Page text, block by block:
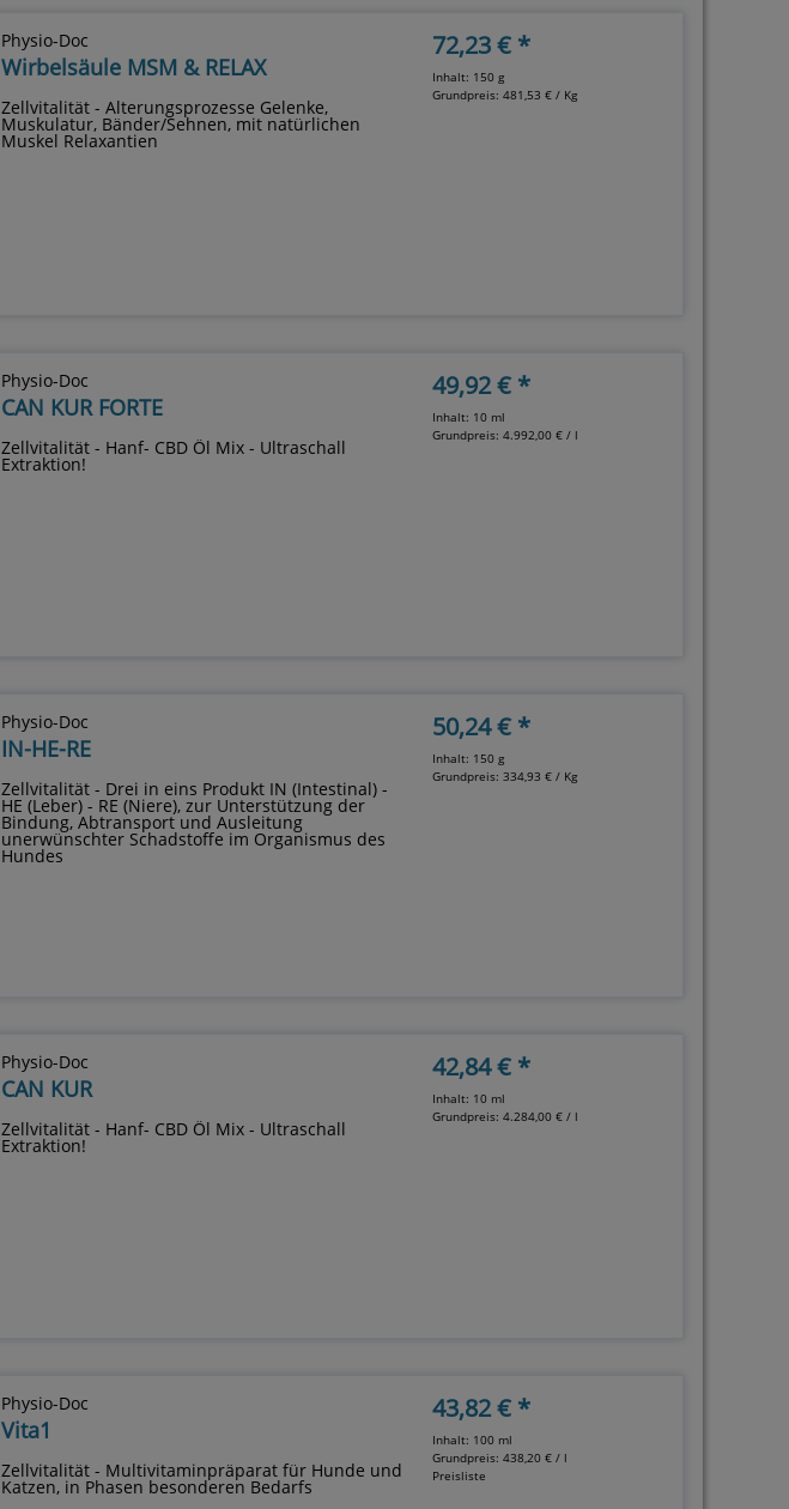
Physio-Doc
Wirbelsäule MSM & RELAX
Zellvitalität - Alterungsprozesse Gelenke,
Muskulatur, Bänder/Sehnen, mit natürlichen
Muskel Relaxantien
72,23 € *
Inhalt: 150 g
Grundpreis:481,53 € / Kg
Physio-Doc
CAN KUR FORTE
Zellvitalität - Hanf- CBD Öl Mix - Ultraschall
Extraktion!
49,92 € *
Inhalt: 10 ml
Grundpreis:4.992,00 € / l
Physio-Doc
IN-HE-RE
Zellvitalität - Drei in eins Produkt IN (Intestinal) -
HE (Leber) - RE (Niere), zur Unterstützung der
Bindung, Abtransport und Ausleitung
unerwünschter Schadstoffe im Organismus des
Hundes
50,24 € *
Inhalt: 150 g
Grundpreis:334,93 € / Kg
Physio-Doc
CAN KUR
Zellvitalität - Hanf- CBD Öl Mix - Ultraschall
Extraktion!
42,84 € *
Inhalt: 10 ml
Grundpreis:4.284,00 € / l
Physio-Doc
Vita1
Zellvitalität - Multivitaminpräparat für Hunde und
Katzen, in Phasen besonderen Bedarfs
43,82 € *
Inhalt: 100 ml
Grundpreis:438,20 € / l
Preisliste